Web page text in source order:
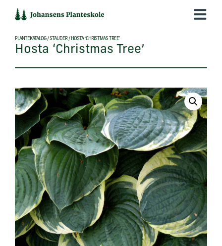
indholdet
PLANTEKATALOG/STAUDER/ HOSTA ‘CHRISTMAS TREE’
Hosta ‘Christmas Tree’